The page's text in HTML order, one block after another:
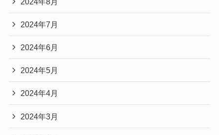
2024年7月
2024年6月
2024年5月
2024年4月
2024年3月